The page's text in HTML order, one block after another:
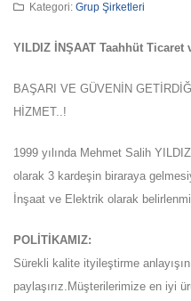
Kategori: Grup Şirketleri
YILDIZ İNŞAAT Taahhüt Ticaret
BAŞARI VE GÜVENİN
HİZMET..!
1999 yılında Mehmet Salih
olarak 3 kardeşin biraraya
İnşaat ve Elektrik olarak
POLİTİKAMIZ:
Sürekli kalite ityileştirme
paylaşırız.Müşterilerimize en iyi